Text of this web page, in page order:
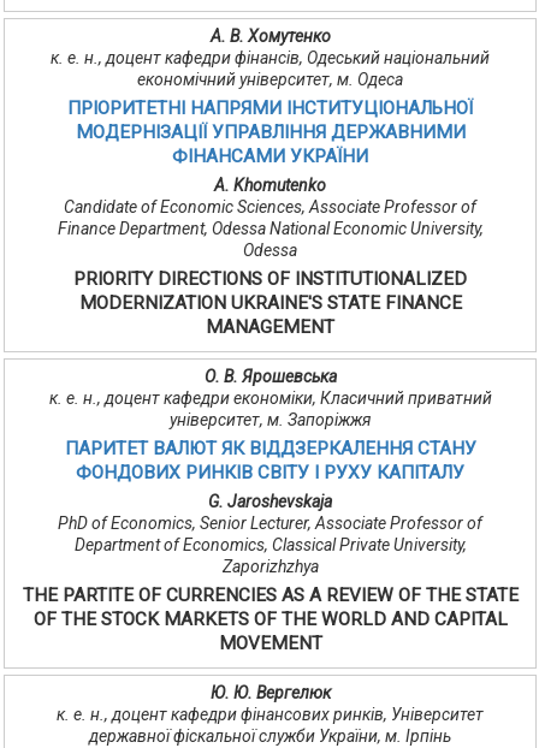
А. В. Хомутенко
к. е. н., доцент кафедри фінансів, Одеський національний
економічний університет, м. Одеса
ПРІОРИТЕТНІ НАПРЯМИ ІНСТИТУЦІОНАЛЬНОЇ
МОДЕРНІЗАЦІЇ УПРАВЛІННЯ ДЕРЖАВНИМИ
ФІНАНСАМИ УКРАЇНИ
А. Khomutenko
Candidate of Economic Sciences, Associate Professor of
Finance Department, Odessa National Economic University,
Odessa
PRIORITY DIRECTIONS OF INSTITUTIONALIZED
MODERNIZATION UKRAINE'S STATE FINANCE
MANAGEMENT
О. В. Ярошевська
к. е. н., доцент кафедри економіки, Класичний приватний
університет, м. Запоріжжя
ПАРИТЕТ ВАЛЮТ ЯК ВІДДЗЕРКАЛЕННЯ СТАНУ
ФОНДОВИХ РИНКІВ СВІТУ І РУХУ КАПІТАЛУ
G. Jaroshevskaja
PhD of Economics, Senior Lecturer, Associate Professor of
Department of Economics, Classical Private University,
Zaporizhzhya
THE PARTITE OF CURRENCIES AS A REVIEW OF THE STATE
OF THE STOCK MARKETS OF THE WORLD AND CAPITAL
MOVEMENT
Ю. Ю. Вергелюк
к. е. н., доцент кафедри фінансових ринків, Університет
державної фіскальної служби України, м. Ірпінь